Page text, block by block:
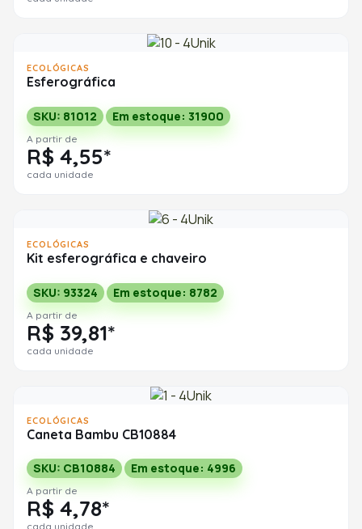
ECOLÓGICAS
Esferográfica
SKU: 81012 Em estoque: 31900
A partir de
R$ 4,55*
cada unidade
ECOLÓGICAS
Kit esferográfica e chaveiro
SKU: 93324 Em estoque: 8782
A partir de
R$ 39,81*
cada unidade
ECOLÓGICAS
Caneta Bambu CB10884
SKU: CB10884 Em estoque: 4996
A partir de
R$ 4,78*
cada unidade